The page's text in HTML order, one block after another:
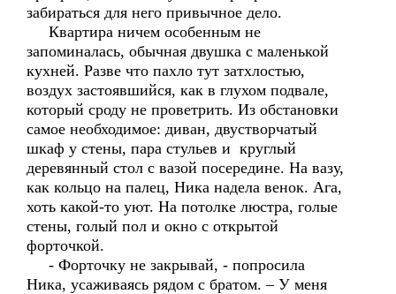
забираться для него привычное дело.
Квартира ничем особенным не
запоминалась, обычная двушка с маленькой
кухней. Разве что пахло тут затхлостью,
воздух застоявшийся, как в глухом подвале,
который сроду не проветрить. Из обстановки
самое необходимое: диван, двустворчатый
шкаф у стены, пара стульев и круглый
деревянный стол с вазой посередине. На вазу,
как кольцо на палец, Ника надела венок. Ага,
хоть какой-то уют. На потолке люстра, голые
стены, голый пол и окно с открытой
форточкой.
- Форточку не закрывай, - попросила
Ника, усаживаясь рядом с братом. – У меня